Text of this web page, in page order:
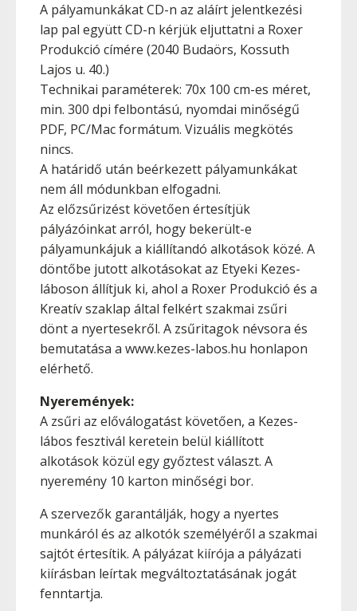
A pályamunkákat CD-n az aláírt jelentkezési
lap pal együtt CD-n kérjük eljuttatni a Roxer
Produkció címére (2040 Budaörs, Kossuth
Lajos u. 40.)
Technikai paraméterek: 70x 100 cm-es méret,
min. 300 dpi felbontású, nyomdai minőségű
PDF, PC/Mac formátum. Vizuális megkötés
nincs.
A határidő után beérkezett pályamunkákat
nem áll módunkban elfogadni.
Az előzsűrizést követően értesítjük
pályázóinkat arról, hogy bekerült-e
pályamunkájuk a kiállítandó alkotások közé. A
döntőbe jutott alkotásokat az Etyeki Kezes-
láboson állítjuk ki, ahol a Roxer Produkció és a
Kreatív szaklap által felkért szakmai zsűri
dönt a nyertesekről. A zsűritagok névsora és
bemutatása a www.kezes-labos.hu honlapon
elérhető.
Nyeremények:
A zsűri az előválogatást követően, a Kezes-
lábos fesztivál keretein belül kiállított
alkotások közül egy győztest választ. A
nyeremény 10 karton minőségi bor.
A szervezők garantálják, hogy a nyertes
munkáról és az alkotók személyéről a szakmai
sajtót értesítik. A pályázat kiírója a pályázati
kiírásban leírtak megváltoztatásának jogát
fenntartja.